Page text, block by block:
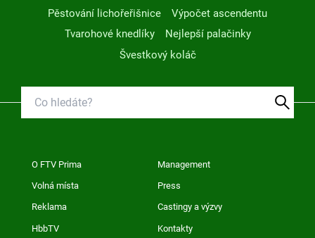
Pěstování lichořeřišnice
Výpočet ascendentu
Tvarohové knedlíky
Nejlepší palačinky
Švestkový koláč
O FTV Prima Management
Volná místa Press
Reklama Castingy a výzvy
HbbTV Kontakty